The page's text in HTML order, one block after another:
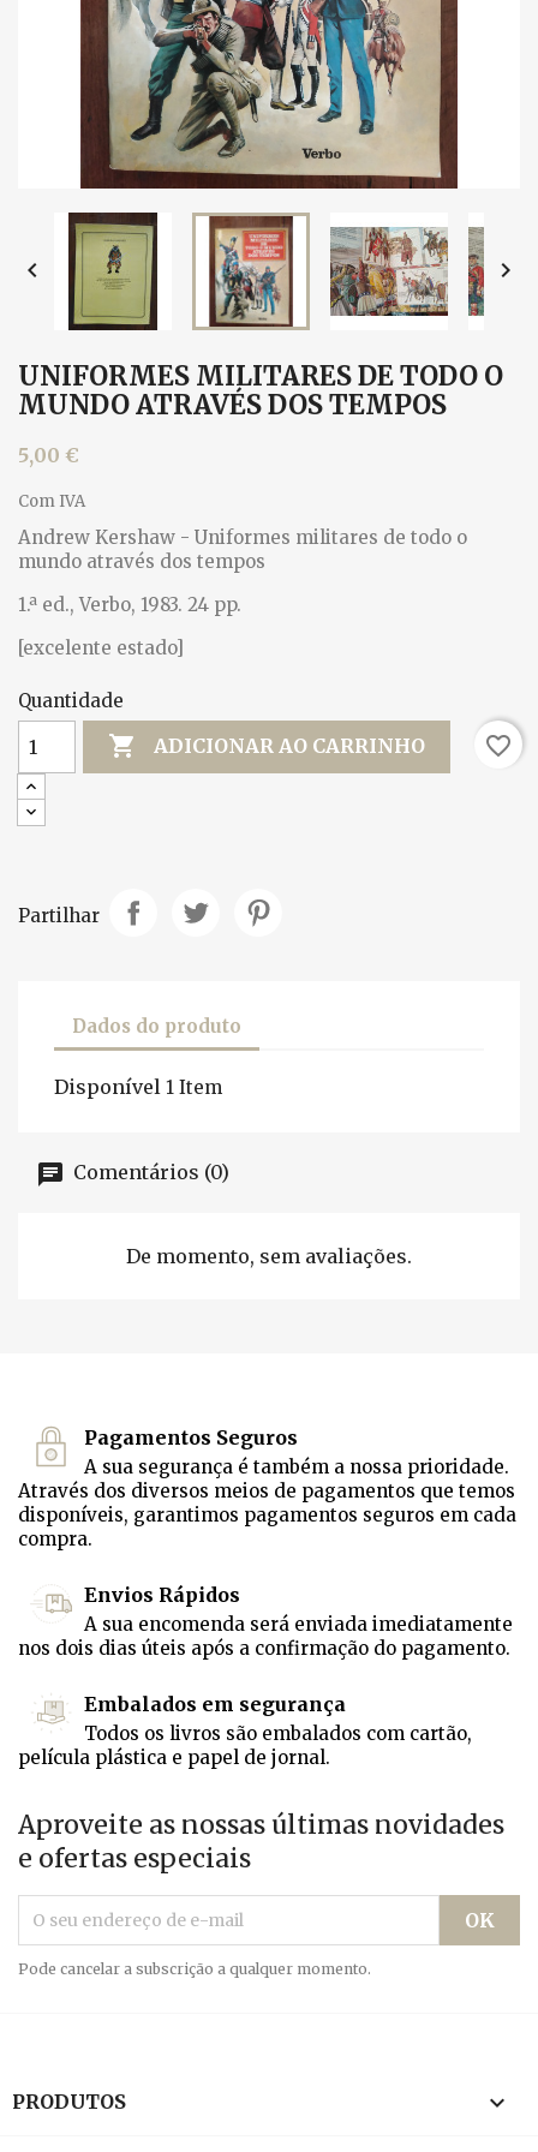
 
UNIFORMES MILITARES DE TODO O
MUNDO ATRAVÉS DOS TEMPOS
5,00 €
Com IVA
Andrew Kershaw - Uniformes militares de todo o
mundo através dos tempos
1.ª ed., Verbo, 1983. 24 pp.
[excelente estado]
Quantidade
 ADICIONAR AO CARRINHO favorite_border
Partilhar
Dados do produto
Disponível 1 Item
Comentários (0)
De momento, sem avaliações.
Pagamentos Seguros
A sua segurança é também a nossa prioridade.
Através dos diversos meios de pagamentos que temos
disponíveis, garantimos pagamentos seguros em cada
compra.
Envios Rápidos
A sua encomenda será enviada imediatamente
nos dois dias úteis após a confirmação do pagamento.
Embalados em segurança
Todos os livros são embalados com cartão,
película plástica e papel de jornal.
Aproveite as nossas últimas novidades
e ofertas especiais
Pode cancelar a subscrição a qualquer momento.
PRODUTOS 